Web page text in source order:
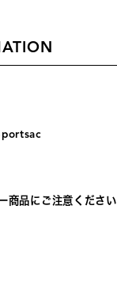
商品にご注意ください